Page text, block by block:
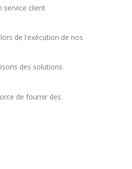
service client
de l'exécution de nos
des solutions
de fournir des